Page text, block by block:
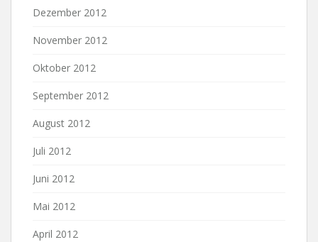
Dezember 2012
November 2012
Oktober 2012
September 2012
August 2012
Juli 2012
Juni 2012
Mai 2012
April 2012